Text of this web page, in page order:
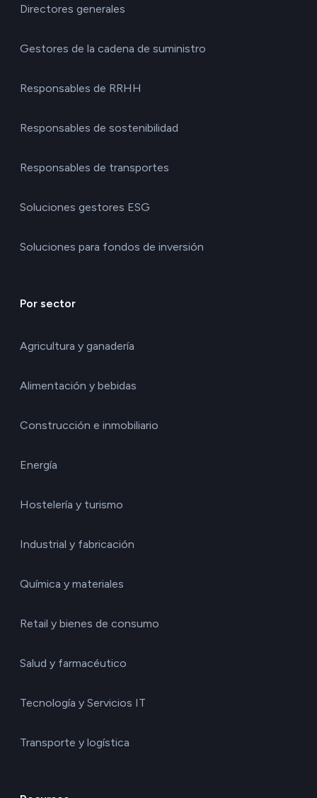
Directores generales
Gestores de la cadena de suministro
Responsables de RRHH
Responsables de sostenibilidad
Responsables de transportes
Soluciones gestores ESG
Soluciones para fondos de inversión
Por sector
Agricultura y ganadería
Alimentación y bebidas
Construcción e inmobiliario
Energía
Hostelería y turismo
Industrial y fabricación
Química y materiales
Retail y bienes de consumo
Salud y farmacéutico
Tecnología y Servicios IT
Transporte y logística